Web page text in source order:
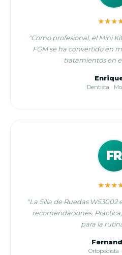
"Como profesional, el Mini
FGM se ha convertido en
tratamientos en
Dentista ·
FR
"La Silla de Ruedas
recomendaciones.
para la
Ortopedista